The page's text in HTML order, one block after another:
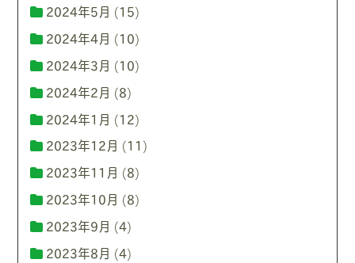
2024年5月 (15)
2024年4月 (10)
2024年3月 (10)
2024年2月 (8)
2024年1月 (12)
2023年12月 (11)
2023年11月 (8)
2023年10月 (8)
2023年9月 (4)
2023年8月 (4)